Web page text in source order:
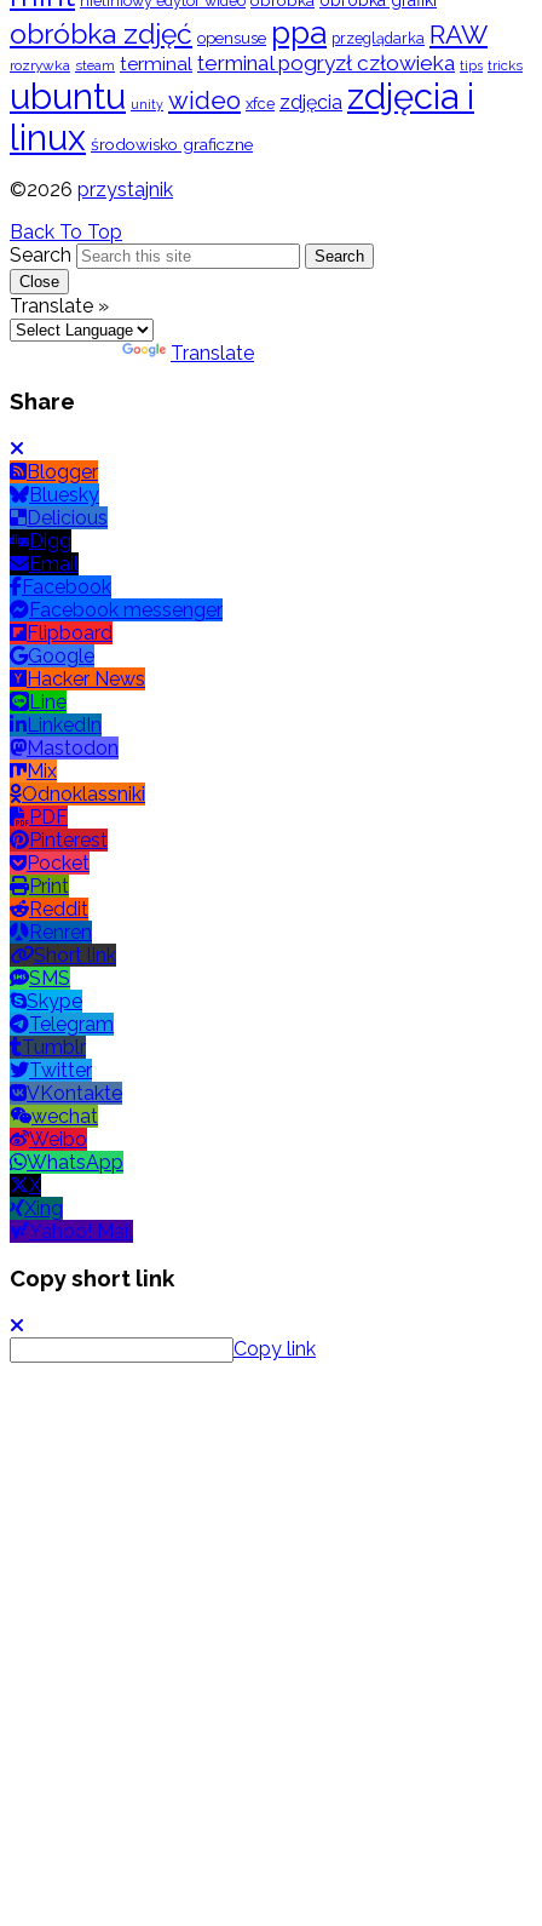
obróbka zdjęć opensuse ppa przeglądarka RAW
rozrywka steam terminal terminal pogryzł człowieka tips tricks
ubuntu unity wideo xfce zdjęcia zdjęcia i
linux środowisko graficzne
©2026 przystajnik
Back To Top
Search
Search
Close
Translate »
Translate
Share
Blogger
Bluesky
Delicious
Digg
Email
Facebook
Facebook messenger
Flipboard
Google
Hacker News
Line
LinkedIn
Mastodon
Mix
Odnoklassniki
PDF
Pinterest
Pocket
Print
Reddit
Renren
Short link
SMS
Skype
Telegram
Tumblr
Twitter
VKontakte
wechat
Weibo
WhatsApp
X
Xing
Yahoo! Mail
Copy short link
Copy link